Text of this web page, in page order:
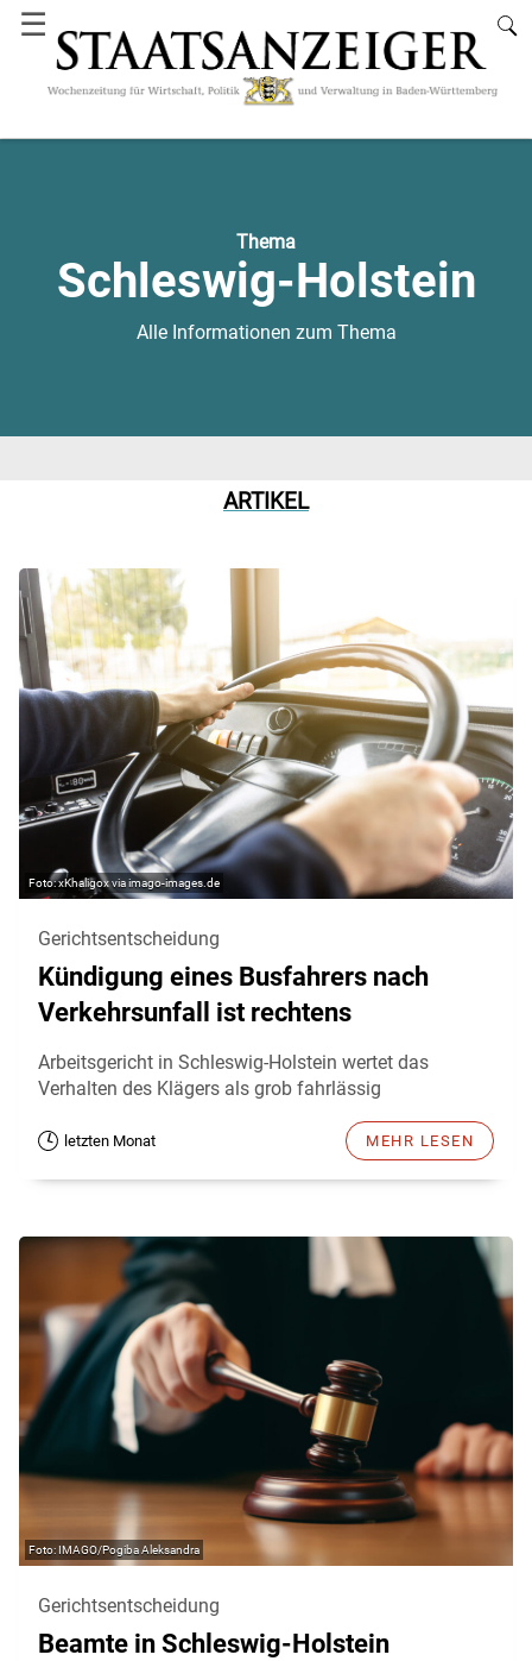
☰
Thema
Schleswig-Holstein
Alle Informationen zum Thema
ARTIKEL
xKhaligox via imago-images.de
Gerichtsentscheidung
Kündigung eines Busfahrers nach
Verkehrsunfall ist rechtens
Arbeitsgericht in Schleswig-Holstein wertet das
Verhalten des Klägers als grob fahrlässig
letzten Monat MEHR LESEN
IMAGO/Pogiba Aleksandra
Gerichtsentscheidung
Beamte in Schleswig-Holstein